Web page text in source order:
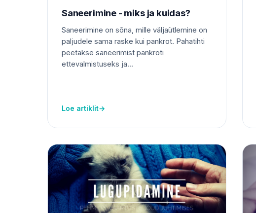
Saneerimine - miks ja kuidas?
Saneerimine on sõna, mille väljaütlemine on
paljudele sama raske kui pankrot. Pahatihti
peetakse saneerimist pankroti
ettevalmistuseks ja...
Loe artiklit→